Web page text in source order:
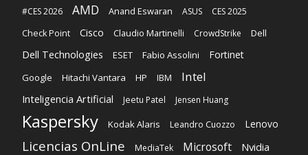
#CES 2026 AMD Anand Eswaran ASUS
CES 2025
Check Point
Cisco Claudio Martinelli CrowdStrike Dell
Dell Technologies ESET Fabio Assolini Fortinet
Google Hitachi Vantara HP IBM Intel
Inteligencia Artificial Jeetu Patel Jensen Huang
Kaspersky Kodak Alaris Leandro Cuozzo Lenovo
Licencias OnLine MediaTek Microsoft Nvidia